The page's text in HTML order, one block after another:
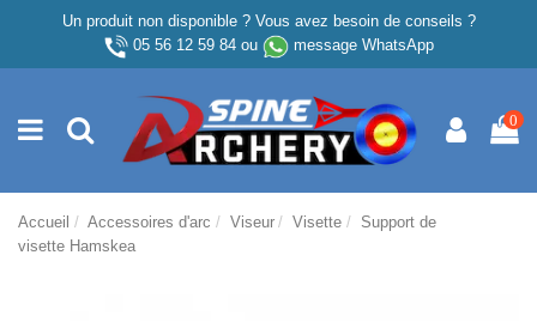
Un produit non disponible ? Vous avez besoin de conseils ?
05 56 12 59 84ou message WhatsApp
0
Accueil Accessoires d'arc Viseur Visette
Support de
visette Hamskea